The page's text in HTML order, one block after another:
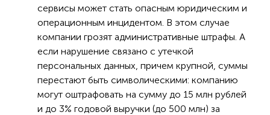
сервисы может стать опасным юридическим и
операционным инцидентом. В этом случае
компании грозят административные штрафы. А
если нарушение связано с утечкой
персональных данных, причем крупной, суммы
перестают быть символическими: компанию
могут оштрафовать на сумму до 15 млн рублей
и до 3% годовой выручки (до 500 млн) за